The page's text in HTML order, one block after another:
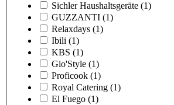
Sichler Haushaltsgeräte (1)
GUZZANTI (1)
Relaxdays (1)
Ibili (1)
KBS (1)
Gio'Style (1)
Proficook (1)
Royal Catering (1)
El Fuego (1)